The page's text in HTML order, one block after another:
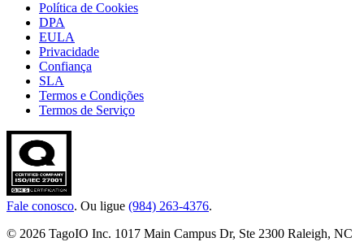
Política de Cookies
DPA
EULA
Privacidade
Confiança
SLA
Termos e Condições
Termos de Serviço
Fale conosco. Ou ligue (984) 263-4376.
© 2026 TagoIO Inc. 1017 Main Campus Dr, Ste 2300 Raleigh, NC